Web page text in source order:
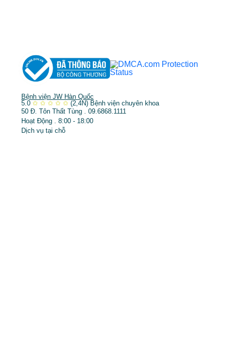
Bệnh viện JW Hàn Quốc
5.0 ✩ ✩ ✩ ✩ ✩ (2,4N) Bệnh viện chuyên khoa
50 Đ. Tôn Thất Tùng . 09.6868.1111
Hoạt Động . 8:00 - 18:00
Dịch vụ tại chỗ